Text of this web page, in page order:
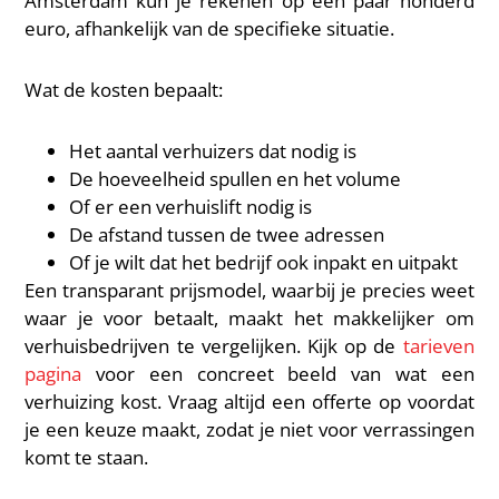
euro, afhankelijk van de specifieke situatie.
Wat de kosten bepaalt:
Het aantal verhuizers dat nodig is
De hoeveelheid spullen en het volume
Of er een verhuislift nodig is
De afstand tussen de twee adressen
Of je wilt dat het bedrijf ook inpakt en uitpakt
Een transparant prijsmodel, waarbij je precies weet
waar je voor betaalt, maakt het makkelijker om
verhuisbedrijven te vergelijken. Kijk op de tarieven
pagina voor een concreet beeld van wat een
verhuizing kost. Vraag altijd een offerte op voordat
je een keuze maakt, zodat je niet voor verrassingen
komt te staan.